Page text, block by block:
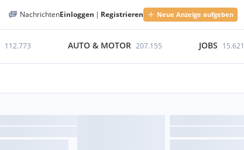
NachrichtenEinloggen | Registrieren Neue Anzeige aufgeben
112.773 AUTO & MOTOR 207.155 JOBS 15.621